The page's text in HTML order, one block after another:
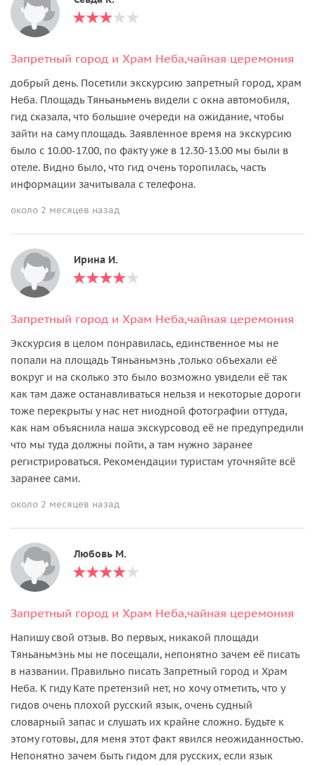
Запретный город и Храм Неба,чайная церемония
добрый день. Посетили экскурсию запретный город, храм
Неба. Площадь Тяньаньмень видели с окна автомобиля,
гид сказала, что большие очереди на ожидание, чтобы
зайти на саму площадь. Заявленное время на экскурсию
было с 10.00-17.00, по факту уже в 12.30-13.00 мы были в
отеле. Видно было, что гид очень торопилась, часть
информации зачитывала с телефона.
около 2 месяцев назад
Ирина И.
Запретный город и Храм Неба,чайная церемония
Экскурсия в целом понравилась, единственное мы не
попали на площадь Тяньаньмэнь ,только объехали её
вокруг и на сколько это было возможно увидели её так
как там даже останавливаться нельзя и некоторые дороги
тоже перекрыты у нас нет ниодной фотографии оттуда,
как нам объяснила наша экскурсовод её не предупредили
что мы туда должны пойти, а там нужно заранее
регистрироваться. Рекомендации туристам уточняйте всё
заранее сами.
около 2 месяцев назад
Любовь М.
Запретный город и Храм Неба,чайная церемония
Напишу свой отзыв. Во первых, никакой площади
Тяньаньмэнь мы не посещали, непонятно зачем её писать
в названии. Правильно писать Запретный город и Храм
Неба. К гиду Кате претензий нет, но хочу отметить, что у
гидов очень плохой русский язык, очень судный
словарный запас и слушать их крайне сложно. Будьте к
этому готовы, для меня этот факт явился неожиданностью.
Непонятно зачем быть гидом для русских, если язык